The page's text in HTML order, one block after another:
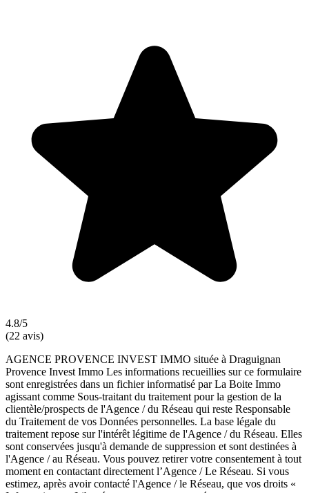
4.8/5
(22 avis)
AGENCE PROVENCE INVEST IMMO située à Draguignan
Provence Invest Immo Les informations recueillies sur ce formulaire
sont enregistrées dans un fichier informatisé par La Boite Immo
agissant comme Sous-traitant du traitement pour la gestion de la
clientèle/prospects de l'Agence / du Réseau qui reste Responsable
du Traitement de vos Données personnelles. La base légale du
traitement repose sur l'intérêt légitime de l'Agence / du Réseau. Elles
sont conservées jusqu'à demande de suppression et sont destinées à
l'Agence / au Réseau. Vous pouvez retirer votre consentement à tout
moment en contactant directement l’Agence / Le Réseau. Si vous
estimez, après avoir contacté l'Agence / le Réseau, que vos droits «